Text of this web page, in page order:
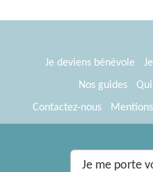
Je me porte
Je deviens bénévole
Nos guides
Contactez-nous
® Tous Bénévoles